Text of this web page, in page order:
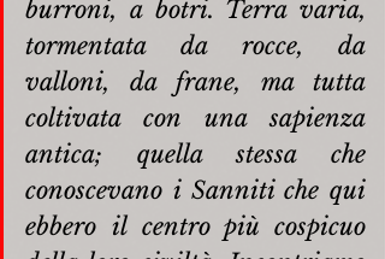
burroni, a botri. Terra varia,
tormentata da rocce, da
valloni, da frane, ma tutta
coltivata con una sapienza
antica; quella stessa che
conoscevano i Sanniti che qui
ebbero il centro più cospicuo